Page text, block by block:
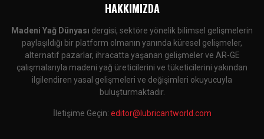
HAKKIMIZDA
Madeni Yağ Dünyası dergisi, sektöre yönelik bilimsel gelişmelerin
paylaşıldığı bir platform olmanın yanında küresel gelişmeler,
alternatif pazarlar, ihracatta yaşanan gelişmeler ve AR-GE
çalışmalarıyla madeni yağ üreticilerini ve tüketicilerini yakından
ilgilendiren yasal gelişmeleri ve değişimleri okuyucuyla
buluşturmaktadır.
İletişime Geçin: editor@lubricantworld.com